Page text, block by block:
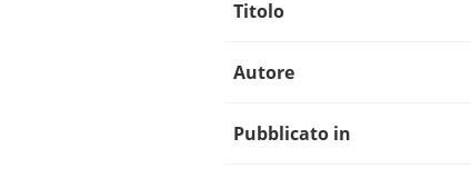
Titolo
Autore
Pubblicato in